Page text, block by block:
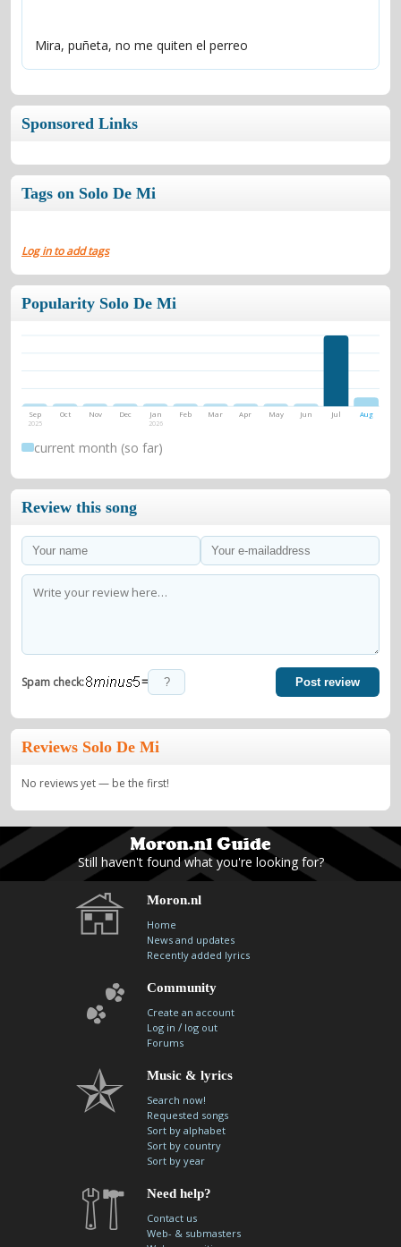
Mira, puñeta, no me quiten el perreo
Sponsored Links
Tags on Solo De Mi
Log in to add tags
Popularity Solo De Mi
Sep
2025
Oct Nov Dec Jan
2026
Feb Mar Apr May Jun Jul Aug
current month (so far)
Review this song
Spam check: = Post review
Reviews Solo De Mi
No reviews yet — be the first!
Still haven't found what you're looking for?
Moron.nl
Home
News and updates
Recently added lyrics
Community
Create an account
Log in / log out
Forums
Music & lyrics
Search now!
Requested songs
Sort by alphabet
Sort by country
Sort by year
Need help?
Contact us
Web- & submasters